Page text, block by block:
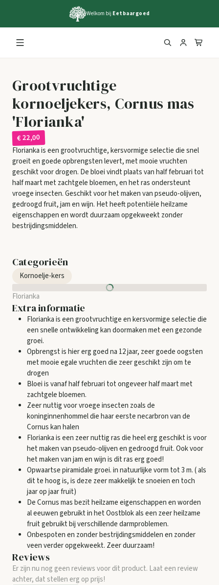
Welkom bij Eetbaargoed
Grootvruchtige
kornoeljekers, Cornus mas
'Florianka'
€ 22,00
Florianka is een grootvruchtige, kersvormige selectie die snel
groeit en goede opbrengsten levert, met mooie vruchten
geschikt voor drogen. De bloei vindt plaats van half februari tot
half maart met zachtgele bloemen, en het ras ondersteunt
vroege insecten. Geschikt voor het maken van pseudo-olijven,
gedroogd fruit, jam en wijn. Het heeft potentiële heilzame
eigenschappen en wordt duurzaam opgekweekt zonder
bestrijdingsmiddelen.
Categorieën
Kornoelje-kers
Florianka
Extra informatie
Florianka is een grootvruchtige en kersvormige selectie die
een snelle ontwikkeling kan doormaken met een gezonde
groei.
Opbrengst is hier erg goed na 12 jaar, zeer goede oogsten
met mooie egale vruchten die zeer geschikt zijn om te
drogen
Bloei is vanaf half februari tot ongeveer half maart met
zachtgele bloemen.
Zeer nuttig voor vroege insecten zoals de
koninginnenhommel die haar eerste necarbron van de
Cornus kan halen
Florianka is een zeer nuttig ras die heel erg geschikt is voor
het maken van pseudo-olijven en gedroogd fruit. Ook voor
het maken van jam en wijn is dit ras erg goed!
Opwaartse piramidale groei. in natuurlijke vorm tot 3 m. ( als
dit te hoog is, is deze zeer makkelijk te snoeien en toch
jaar op jaar fruit)
De Cornus mas bezit heilzame eigenschappen en worden
al eeuwen gebruikt in het Oostblok als een zeer heilzame
fruit gebruikt bij verschillende darmproblemen.
Onbespoten en zonder bestrijdingsmiddelen en zonder
veen verder opgekweekt. Zeer duurzaam!
Reviews
Er zijn nu nog geen reviews voor dit product. Laat een review
achter, dat stellen erg op prijs!